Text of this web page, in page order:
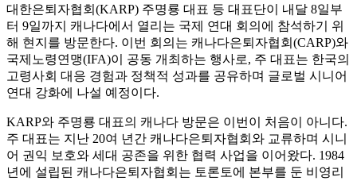
대한은퇴자협회(KARP) 주명룡 대표 등 대표단이 내달 8일부
터 9일까지 캐나다에서 열리는 국제 연대 회의에 참석하기 위
해 현지를 방문한다. 이번 회의는 캐나다은퇴자협회(CARP)와
국제노령연맹(IFA)이 공동 개최하는 행사로, 주 대표는 한국의
고령사회 대응 경험과 정책적 성과를 공유하며 글로벌 시니어
연대 강화에 나설 예정이다.
KARP와 주명룡 대표의 캐나다 방문은 이번이 처음이 아니다.
주 대표는 지난 20여 년간 캐나다은퇴자협회와 교류하며 시니
어 권익 보호와 세대 공존을 위한 협력 사업을 이어왔다. 1984
년에 설립된 캐나다은퇴자협회는 토론토에 본부를 둔 비영리